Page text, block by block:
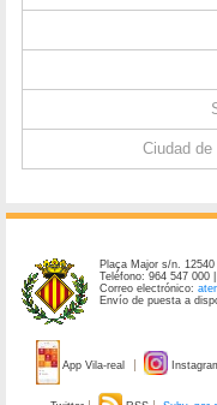
Ciudad
Plaça Major s/n.
Teléfono: 964 547 000
Correo electrónico:
Envío de puesta a
App Vila-real